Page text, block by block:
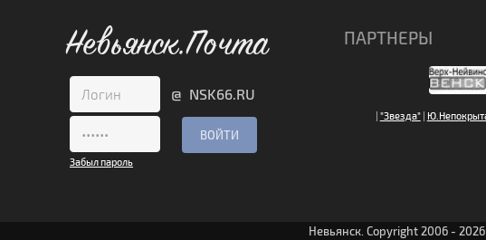
Невьянск.Почта
@ NSK66.RU
Забыл пароль
ПАРТНЕРЫ
| "Звезда"|
Невьянск. Copyright 2006 -